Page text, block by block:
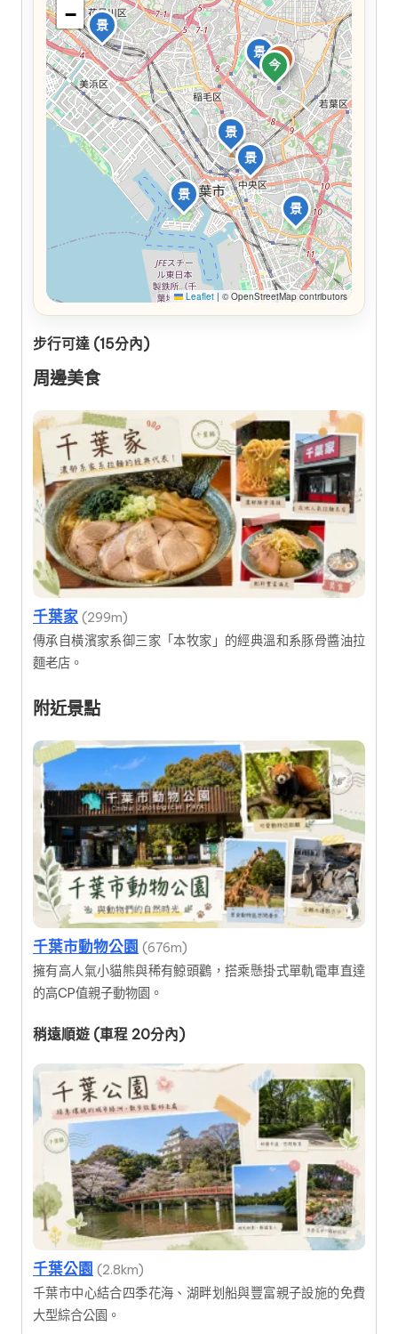
今
景
景
景
景
景
景 食
−
Leaflet | © OpenStreetMap contributors
步行可達 (15分內)
周邊美食
千葉家 (299m)
傳承自橫濱家系御三家「本牧家」的經典溫和系豚骨醬油拉
麵老店。
附近景點
千葉市動物公園 (676m)
擁有高人氣小貓熊與稀有鯨頭鸛，搭乘懸掛式單軌電車直達
的高CP值親子動物園。
稍遠順遊 (車程 20分內)
千葉公園 (2.8km)
千葉市中心結合四季花海、湖畔划船與豐富親子設施的免費
大型綜合公園。